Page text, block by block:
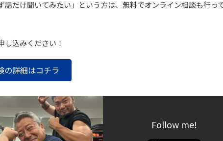
話だけ聞いてみたい」という方は、無料でオンライン相談も行っ
し込みください！
の詳細はコチラ
Follow me!